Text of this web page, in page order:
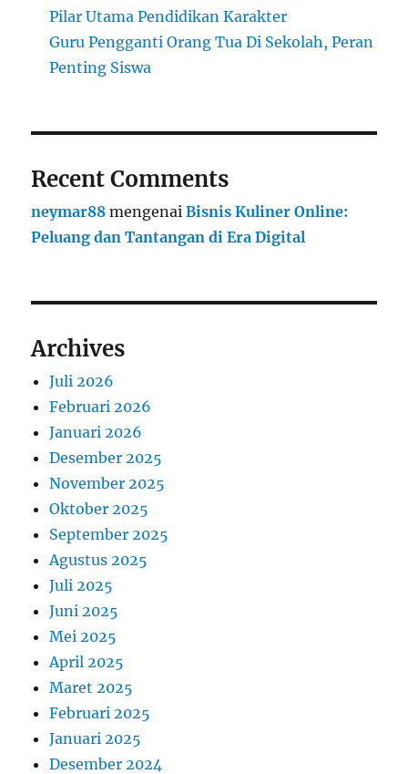
Pilar Utama Pendidikan Karakter
Guru Pengganti Orang Tua Di Sekolah, Peran
Penting Siswa
Recent Comments
neymar88 mengenaiBisnis Kuliner Online:
Peluang dan Tantangan di Era Digital
Archives
Juli 2026
Februari 2026
Januari 2026
Desember 2025
November 2025
Oktober 2025
September 2025
Agustus 2025
Juli 2025
Juni 2025
Mei 2025
April 2025
Maret 2025
Februari 2025
Januari 2025
Desember 2024